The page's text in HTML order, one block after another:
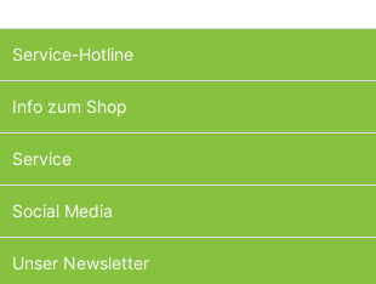
Service-Hotline
Info zum Shop
Service
Social Media
Unser Newsletter